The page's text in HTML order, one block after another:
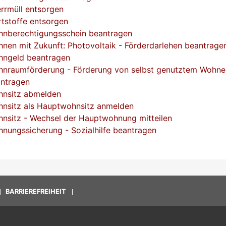
entsorgen
entsorgen
beantragen
mit Zukunft: Photovoltaik - Förderdarlehen
beantragen
- Förderung von selbst genutztem
abmelden
als Hauptwohnsitz anmelden
- Wechsel der Hauptwohnung mitteilen
- Sozialhilfe beantragen
BARRIEREFREIHEIT